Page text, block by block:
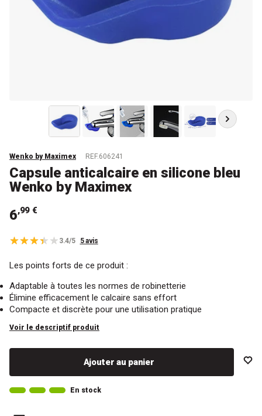
Wenko by Maximex REF.606241
Capsule anticalcaire en silicone bleu
Wenko by Maximex
6,99 €
3.4/5 5 avis
Les points forts de ce produit :
Adaptable à toutes les normes de robinetterie
Élimine efficacement le calcaire sans effort
Compacte et discrète pour une utilisation pratique
Voir le descriptif produit
Ajouter au panier
En stock